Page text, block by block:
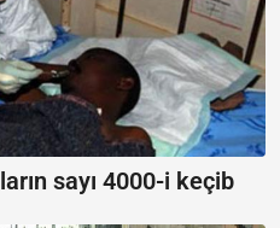
sayı 4000-i keçib